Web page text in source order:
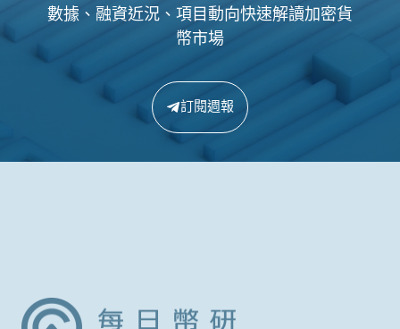
數據、融資近況、項目動向快速解讀加密貨
幣市場
訂閱週報